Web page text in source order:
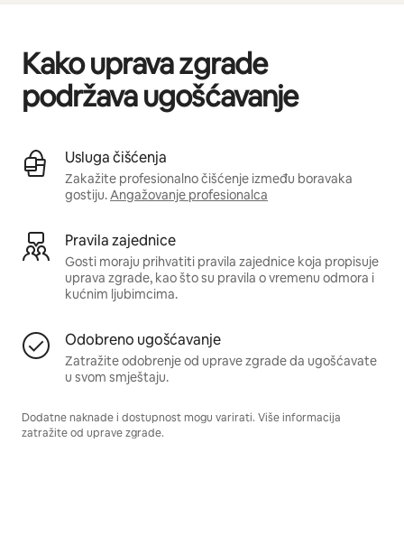
Kako uprava zgrade
podržava ugošćavanje
Usluga čišćenja
Zakažite profesionalno čišćenje između boravaka
gostiju.Angažovanje profesionalca
Pravila zajednice
Gosti moraju prihvatiti pravila zajednice koja propisuje
uprava zgrade, kao što su pravila o vremenu odmora i
kućnim ljubimcima.
Odobreno ugošćavanje
Zatražite odobrenje od uprave zgrade da ugošćavate
u svom smještaju.
Dodatne naknade i dostupnost mogu varirati. Više informacija
zatražite od uprave zgrade.